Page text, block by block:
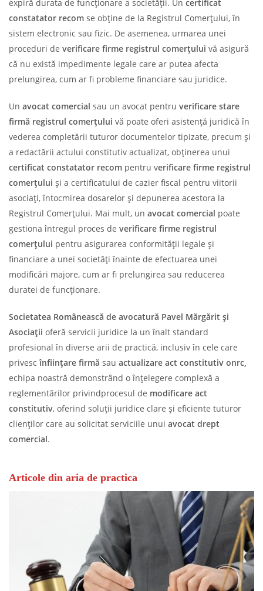
expiră durata de funcționare a societății. Un certificat
constatator recom se obține de la Registrul Comerțului, în
sistem electronic sau fizic. De asemenea, urmarea unei
proceduri de verificare firme registrul comerțului vă asigură
că nu există impedimente legale care ar putea afecta
prelungirea, cum ar fi probleme financiare sau juridice.
Un avocat comercial sau un avocat pentru verificare stare
firmă registrul comerțului vă poate oferi asistență juridică în
vederea completării tuturor documentelor tipizate, precum și
a redactării actului constitutiv actualizat, obținerea unui
certificat constatator recom pentru verificare firme registrul
comerțului și a certificatului de cazier fiscal pentru viitorii
asociați, întocmirea dosarelor și depunerea acestora la
Registrul Comerțului. Mai mult, un avocat comercial poate
gestiona întregul proces de verificare firme registrul
comerțului pentru asigurarea conformității legale și
financiare a unei societăți înainte de efectuarea unei
modificări majore, cum ar fi prelungirea sau reducerea
duratei de funcționare.
Societatea Românească de avocatură Pavel Mărgărit și
Asociații oferă servicii juridice la un înalt standard
profesional în diverse arii de practică, inclusiv în cele care
privescînființare firmă sau actualizare act constitutiv onrc,
echipa noastră demonstrând o înțelegere complexă a
reglementărilor privindprocesul de modificare act
constitutiv, oferind soluții juridice clare și eficiente tuturor
clienților care au solicitat serviciile unui avocat drept
comercial.
Articole din aria de practica